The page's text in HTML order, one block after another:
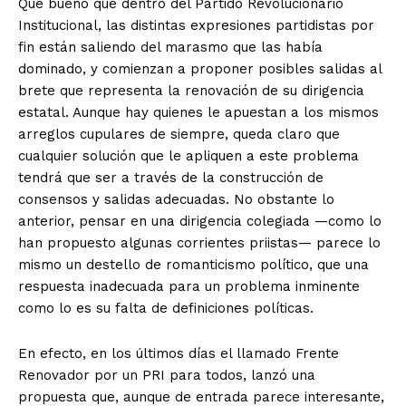
Qué bueno que dentro del Partido Revolucionario
Institucional, las distintas expresiones partidistas por
fin están saliendo del marasmo que las había
dominado, y comienzan a proponer posibles salidas al
brete que representa la renovación de su dirigencia
estatal. Aunque hay quienes le apuestan a los mismos
arreglos cupulares de siempre, queda claro que
cualquier solución que le apliquen a este problema
tendrá que ser a través de la construcción de
consensos y salidas adecuadas. No obstante lo
anterior, pensar en una dirigencia colegiada —como lo
han propuesto algunas corrientes priistas— parece lo
mismo un destello de romanticismo político, que una
respuesta inadecuada para un problema inminente
como lo es su falta de definiciones políticas.
En efecto, en los últimos días el llamado Frente
Renovador por un PRI para todos, lanzó una
propuesta que, aunque de entrada parece interesante,